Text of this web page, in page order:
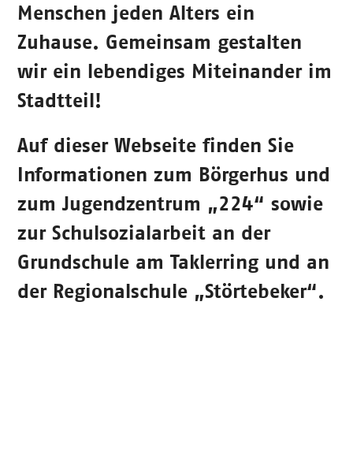
Menschen jeden Alters ein
Zuhause. Gemeinsam gestalten
wir ein lebendiges Miteinander im
Stadtteil!
Auf dieser Webseite finden Sie
Informationen zum Börgerhus und
zum Jugendzentrum „224“ sowie
zur Schulsozialarbeit an der
Grundschule am Taklerring und an
der Regionalschule „Störtebeker“.